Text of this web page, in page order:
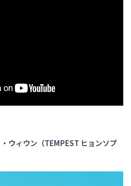
ウィウン（TEMPEST ヒョンソプ